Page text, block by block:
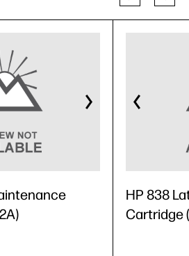
HP 838
Cartridge